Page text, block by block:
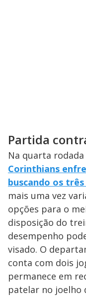
Partida
Na quarta rodada
Corinthians
buscando os
mais uma vez
opções para o
disposição do
desempenho
visado. O
conta com dois
permanece em
patelar no joelho